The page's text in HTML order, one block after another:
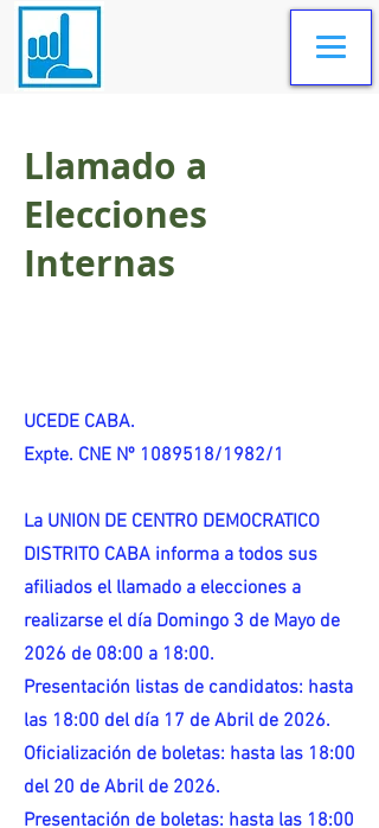
Llamado a
Elecciones
Internas
UCEDE CABA.
Expte. CNE Nº 1089518/1982/1
La UNION DE CENTRO DEMOCRATICO
DISTRITO CABA informa a todos sus
afiliados el llamado a elecciones a
realizarse el día Domingo 3 de Mayo de
2026 de 08:00 a 18:00.
Presentación listas de candidatos: hasta
las 18:00 del día 17 de Abril de 2026.
Oficialización de boletas: hasta las 18:00
del 20 de Abril de 2026.
Presentación de boletas: hasta las 18:00